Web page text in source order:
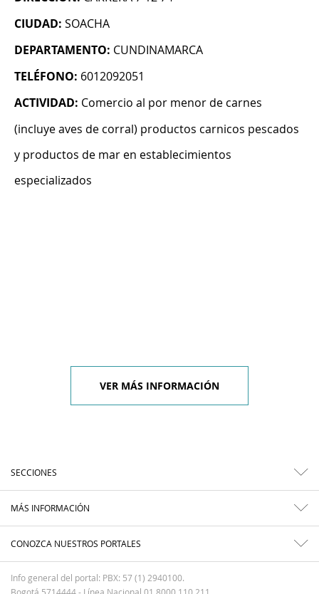
CIUDAD: SOACHA
DEPARTAMENTO: CUNDINAMARCA
TELÉFONO: 6012092051
ACTIVIDAD: Comercio al por menor de carnes
(incluye aves de corral) productos carnicos pescados
y productos de mar en establecimientos
especializados
VER MÁS INFORMACIÓN
SECCIONES
MÁS INFORMACIÓN
CONOZCA NUESTROS PORTALES
Info general del portal: PBX: 57 (1) 2940100.